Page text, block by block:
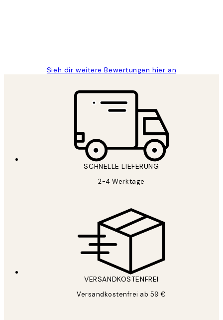
Sieh dir weitere Bewertungen hier an
SCHNELLE LIEFERUNG
2-4 Werktage
VERSANDKOSTENFREI
Versandkostenfrei ab 59 €